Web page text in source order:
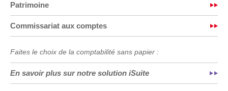
Patrimoine
Commissariat aux comptes
Faites le choix de la comptabilité sans papier :
En savoir plus sur notre solution iSuite